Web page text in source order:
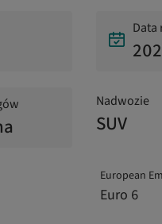
Data
Nadwozie
SUV
European
Euro 6